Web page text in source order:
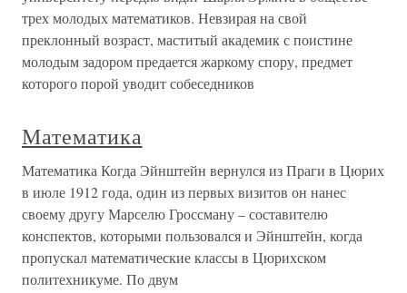
трех молодых математиков. Невзирая на свой
преклонный возраст, маститый академик с поистине
молодым задором предается жаркому спору, предмет
которого порой уводит собеседников
Математика
Математика Когда Эйнштейн вернулся из Праги в Цюрих
в июле 1912 года, один из первых визитов он нанес
своему другу Марселю Гроссману – составителю
конспектов, которыми пользовался и Эйнштейн, когда
пропускал математические классы в Цюрихском
политехникуме. По двум